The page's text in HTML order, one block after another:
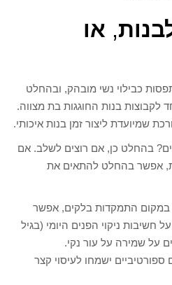
, או
כבילוי נשי מובהק, ובהחלט
לקבוצות בנות החוגגות בת מצווה.
שמיועדת ליצור זמן בנות איכותי.
בהחלט כן, אם רוצים לשלב. אם
אפשר בהחלט להתאים את
במקום התמקדות בלקים, אפשר
חשיבות ניקוי הפנים היומי (בגיל
על שמירה על עור נקי.
ספורטיביים ישמחו לעיסוי קצר